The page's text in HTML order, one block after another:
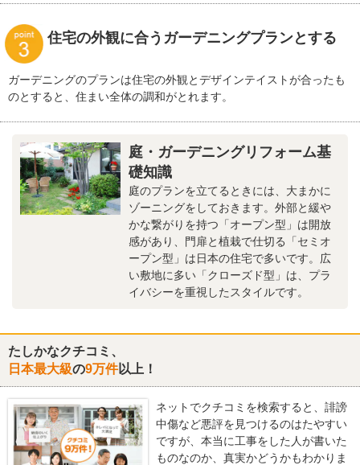
住宅の外観に合うガーデニングプランとする
ガーデニングのプランは住宅の外観とデザインテイストが合ったも
のとすると、住まい全体の調和がとれます。
庭・ガーデニングリフォーム基
礎知識
庭のプランを立てるときには、大まかに
ゾーニングをしておきます。外部と緩や
かな繋がりを持つ「オープン型」は開放
感があり、門扉と植栽で仕切る「セミオ
ープン型」は日本の住宅で多いです。広
い敷地に多い「クローズド型」は、プラ
イバシーを重視したスタイルです。
たしかなクチコミ、
日本最大級の9万件以上！
ネットでクチコミを検索すると、誹謗
中傷など悪評を見つけるのはたやすい
ですが、本当に工事をした人が書いた
ものなのか、真実かどうかもわかりま